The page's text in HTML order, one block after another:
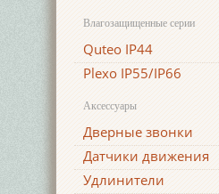
Влагозащищенные серии
Quteo IP44
Plexo IP55/IP66
Аксессуары
Дверные звонки
Датчики движения
Удлинители